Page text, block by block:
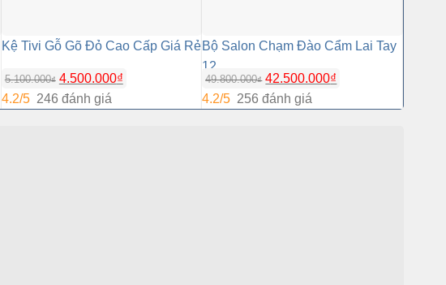
Kệ Tivi Gỗ Gõ Đỏ Cao Cấp Giá Rẻ
5.100.000₫ 4.500.000₫
4.2/5 246 đánh giá
Bộ Salon Chạm Đào Cẩm Lai Tay
12
49.800.000₫ Giá
gốc
42.500.000₫
4.2/5 256 đánh giá